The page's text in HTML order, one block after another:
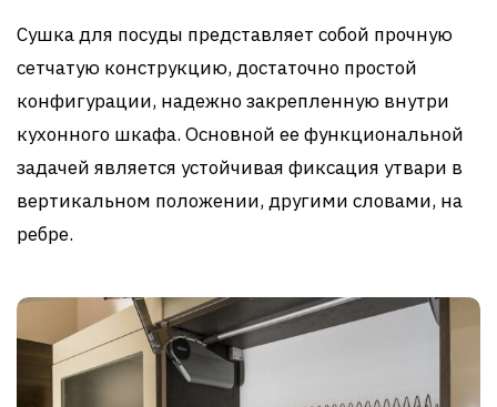
Сушка для посуды представляет собой прочную
сетчатую конструкцию, достаточно простой
конфигурации, надежно закрепленную внутри
кухонного шкафа. Основной ее функциональной
задачей является устойчивая фиксация утвари в
вертикальном положении, другими словами, на
ребре.